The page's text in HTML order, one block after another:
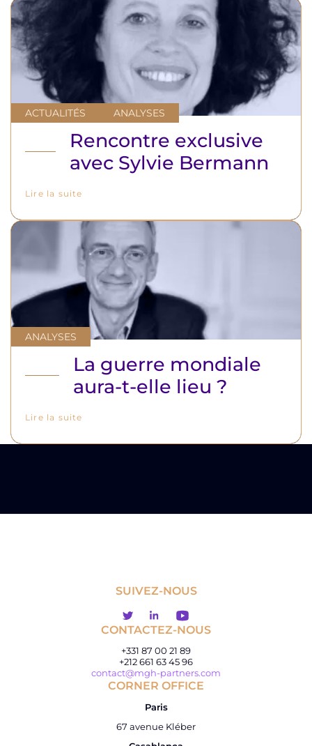
ACTUALITÉS ANALYSES
Rencontre exclusive
avec Sylvie Bermann
Lire la suite
ANALYSES
La guerre mondiale
aura-t-elle lieu ?
Lire la suite
SUIVEZ-NOUS
CONTACTEZ-NOUS
+331 87 00 21 89
+212 661 63 45 96
contact@mgh-partners.com
CORNER OFFICE
Paris
67 avenue Kléber